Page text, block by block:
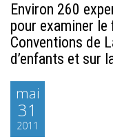
Environ 260
pour examiner
Conventions de
d’enfants et sur
mai
31
2011